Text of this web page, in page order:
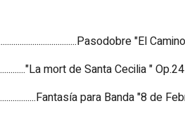
"El
mort de Santa Cecilia " Op.24
para Banda "8 de